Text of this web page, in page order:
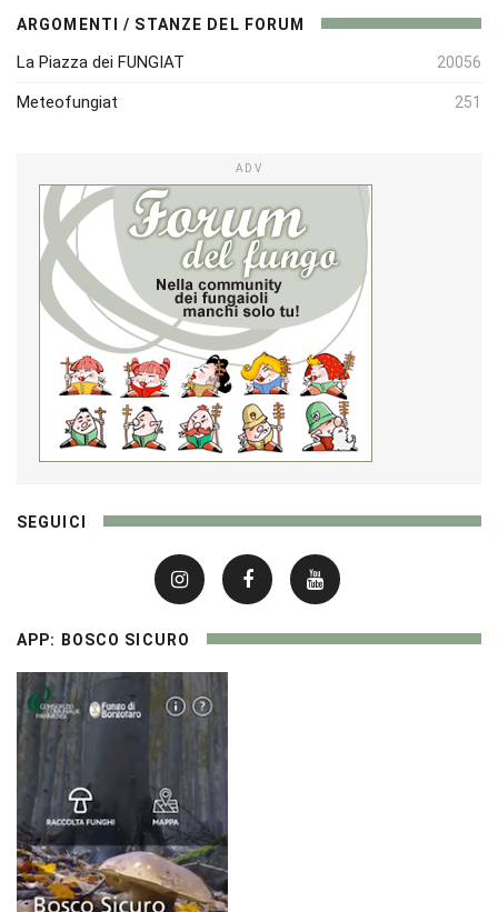
ARGOMENTI / STANZE DEL FORUM
La Piazza dei FUNGIAT 20056
Meteofungiat 251
ADV
SEGUICI
APP: BOSCO SICURO